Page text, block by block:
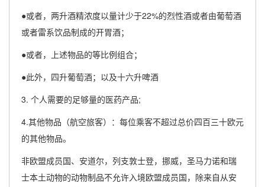
●或者，两升酒精浓度以量计少于22%的烈性酒或者由葡萄酒
或者雷系饮品制成的开胃酒；
●或者，上述物品的等比例组合；
●此外，四升葡萄酒；以及十六升啤酒
3. 个人需要的足够量的医药产品;
4.其他物品（航空旅客）：每位乘客不超过总价四百三十欧元
的其他物品。
非欧盟成员国、安道尔，列支敦士登，挪威，圣马力诺和瑞
士本土动物的动物制品不允许入境欧盟成员国，除来自从安